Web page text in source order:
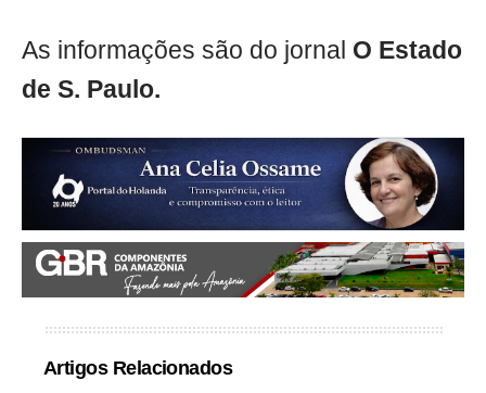
As informações são do jornal O Estado
de S. Paulo.
Artigos Relacionados